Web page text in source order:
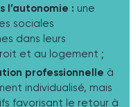
l’autonomie : une
sociales
dans leurs
et au logement ;
professionnelle à
individualisé, mais
favorisant le retour à